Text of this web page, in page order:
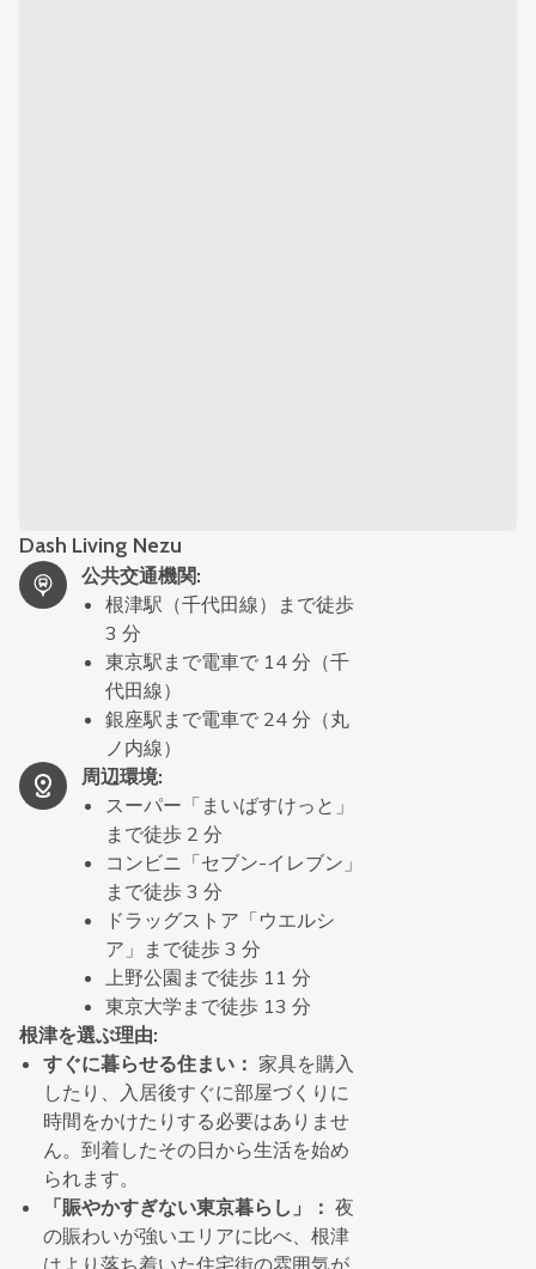
Dash Living Nezu
公共交通機関:
根津駅（千代田線）まで徒歩
3 分
東京駅まで電車で 14 分（千
代田線）
銀座駅まで電車で 24 分（丸
ノ内線）
周辺環境:
スーパー「まいばすけっと」
まで徒歩 2 分
コンビニ「セブン-イレブン」
まで徒歩 3 分
ドラッグストア「ウエルシ
ア」まで徒歩 3 分
上野公園まで徒歩 11 分
東京大学まで徒歩 13 分
根津を選ぶ理由:
すぐに暮らせる住まい： 家具を購入
したり、入居後すぐに部屋づくりに
時間をかけたりする必要はありませ
ん。到着したその日から生活を始め
られます。
「賑やかすぎない東京暮らし」： 夜
の賑わいが強いエリアに比べ、根津
はより落ち着いた住宅街の雰囲気が